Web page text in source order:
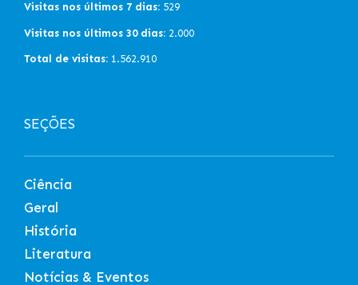
Visitas nos últimos 7 dias: 529
Visitas nos últimos 30 dias: 2.000
Total de visitas: 1.562.910
SEÇÕES
Ciência
Geral
História
Literatura
Notícias & Eventos